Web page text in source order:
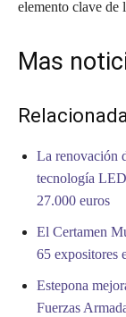
elemento clave de
Mas
La renovación
tecnología
27.000 euros
El Certamen
65 expositores
Estepona
Fuerzas